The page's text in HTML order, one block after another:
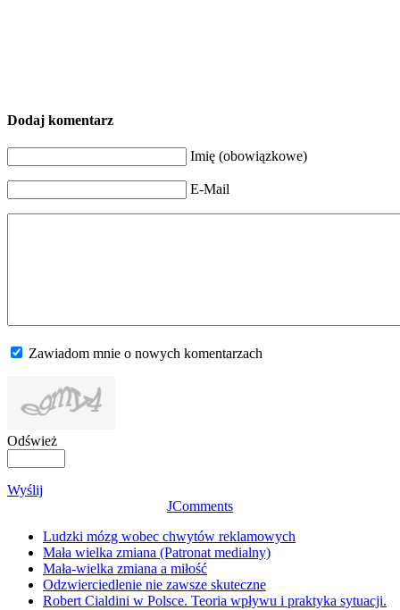
Dodaj komentarz
Imię (obowiązkowe)
E-Mail
Zawiadom mnie o nowych komentarzach
Odśwież
Wyślij
JComments
Ludzki mózg wobec chwytów reklamowych
Mała wielka zmiana (Patronat medialny)
Mała-wielka zmiana a miłość
Odzwierciedlenie nie zawsze skuteczne
Robert Cialdini w Polsce. Teoria wpływu i praktyka sytuacji.